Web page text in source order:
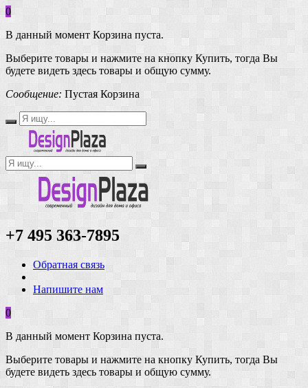
0
В данный момент Корзина пуста.
Выберите товары и нажмите на кнопку Купить, тогда Вы
будете видеть здесь товары и общую сумму.
Сообщение: Пустая Корзина
+7 495 363-7895
Обратная связь
Напишите нам
0
В данный момент Корзина пуста.
Выберите товары и нажмите на кнопку Купить, тогда Вы
будете видеть здесь товары и общую сумму.